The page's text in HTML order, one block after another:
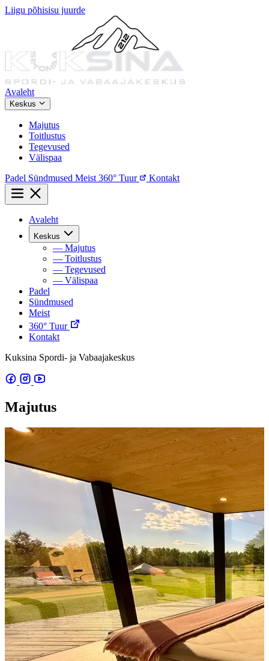
Liigu põhisisu juurde
Avaleht
Keskus
Majutus
Toitlustus
Tegevused
Välispaa
Padel Sündmused Meist 360° Tuur Kontakt
Avaleht
Keskus
— Majutus
— Toitlustus
— Tegevused
— Välispaa
Padel
Sündmused
Meist
360° Tuur
Kontakt
Kuksina Spordi- ja Vabaajakeskus
Majutus